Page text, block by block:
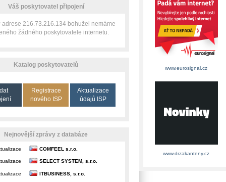
Váš poskytovatel připojení
adrese 216.73.216.134 bohužel nemáme
žádného poskytovatele internetu.
Katalog poskytovatelů
Registrace
nového ISP
Aktualizace
údajů ISP
Nejnovější zprávy z databáze
COMFEEL s.r.o.
SELECT SYSTEM, s.r.o.
ITBUSINESS, s.r.o.
www.eurosignal.cz
www.drzakanteny.cz